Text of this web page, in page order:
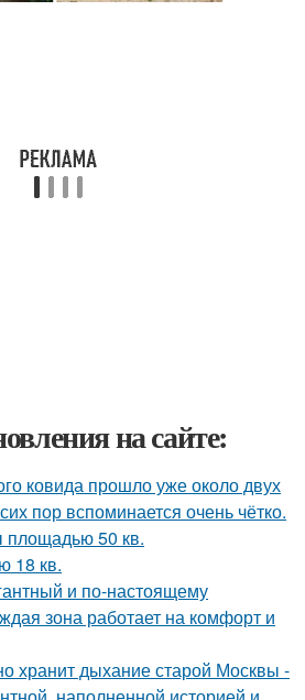
на сайте:
ковида прошло уже около двух
пор вспоминается очень чётко.
площадью 50 кв.
18 кв.
и по-настоящему
зона работает на комфорт и
хранит дыхание старой Москвы -